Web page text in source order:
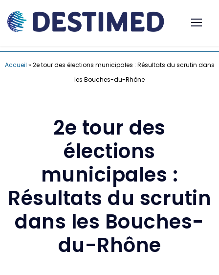
Accueil » 2e tour des élections municipales : Résultats du scrutin dans
les Bouches-du-Rhône
2e tour des
élections
municipales :
Résultats du scrutin
dans les Bouches-
du-Rhône